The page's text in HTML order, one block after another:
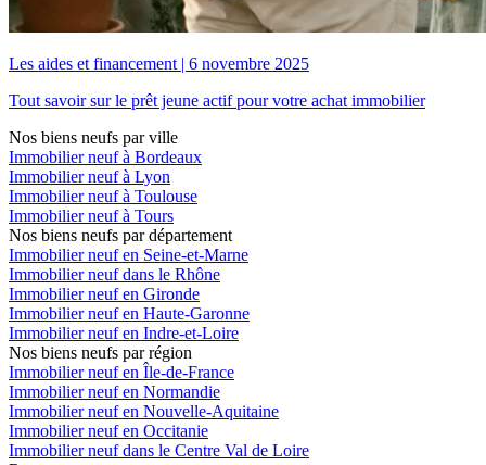
Les aides et financement | 6 novembre 2025
Tout savoir sur le prêt jeune actif pour votre achat immobilier
Nos biens neufs par ville
Immobilier neuf à Bordeaux
Immobilier neuf à Lyon
Immobilier neuf à Toulouse
Immobilier neuf à Tours
Nos biens neufs par département
Immobilier neuf en Seine-et-Marne
Immobilier neuf dans le Rhône
Immobilier neuf en Gironde
Immobilier neuf en Haute-Garonne
Immobilier neuf en Indre-et-Loire
Nos biens neufs par région
Immobilier neuf en Île-de-France
Immobilier neuf en Normandie
Immobilier neuf en Nouvelle-Aquitaine
Immobilier neuf en Occitanie
Immobilier neuf dans le Centre Val de Loire